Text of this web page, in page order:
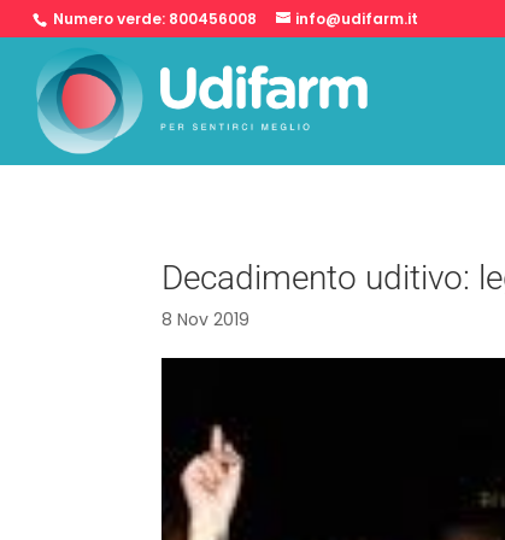
Numero verde: 800456008 info@udifarm.it
Decadimento uditivo:
8 Nov 2019